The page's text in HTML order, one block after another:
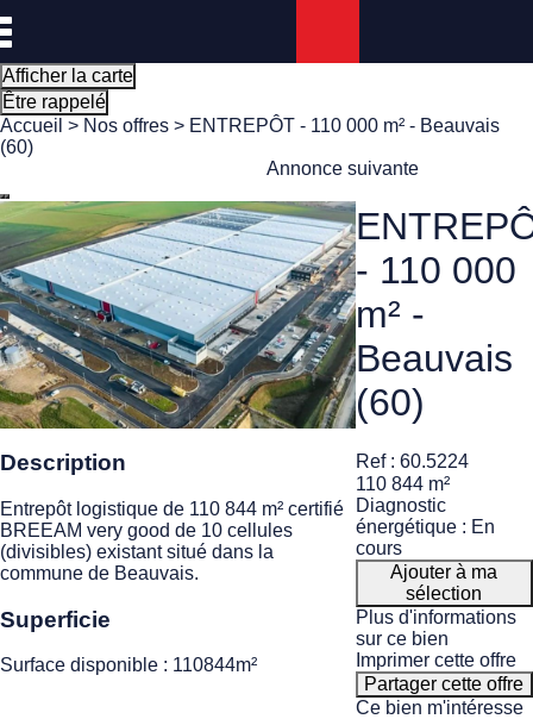
Afficher la carte
Être rappelé
Accueil > Nos offres > ENTREPÔT - 110 000 m² - Beauvais
(60)
Annonce suivante
Description
Entrepôt logistique de 110 844 m² certifié
BREEAM very good de 10 cellules
(divisibles) existant situé dans la
commune de Beauvais.
Superficie
Surface disponible : 110844m²
- 110 000
m² -
Beauvais
(60)
Ref : 60.5224
110 844 m²
Diagnostic
énergétique : En
cours
Ajouter à ma
sélection
Plus d'informations
sur ce bien
Imprimer cette offre
Partager cette offre
Ce bien m'intéresse